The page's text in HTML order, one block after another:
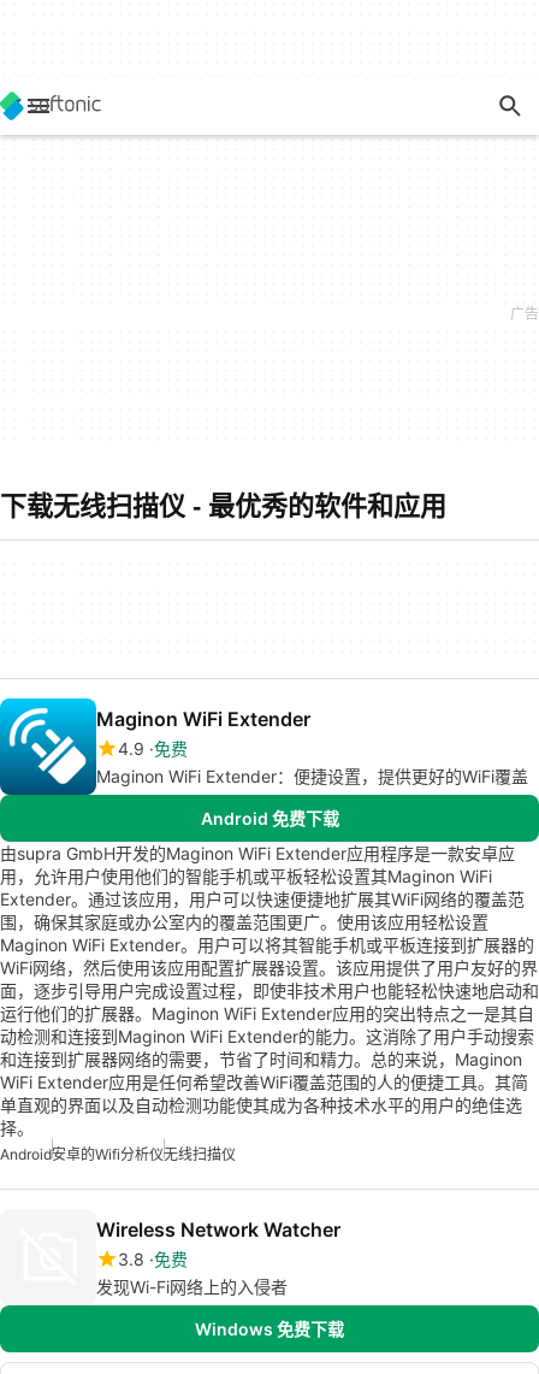
下载无线扫描仪 - 最优秀的软件和应用
Maginon WiFi Extender
4.9 免费
Maginon WiFi Extender：便捷设置，提供更好的WiFi覆盖
Android 免费下载
由supra GmbH开发的Maginon WiFi Extender应用程序是一款安卓应
用，允许用户使用他们的智能手机或平板轻松设置其Maginon WiFi
Extender。通过该应用，用户可以快速便捷地扩展其WiFi网络的覆盖范
围，确保其家庭或办公室内的覆盖范围更广。使用该应用轻松设置
Maginon WiFi Extender。用户可以将其智能手机或平板连接到扩展器的
WiFi网络，然后使用该应用配置扩展器设置。该应用提供了用户友好的界
面，逐步引导用户完成设置过程，即使非技术用户也能轻松快速地启动和
运行他们的扩展器。Maginon WiFi Extender应用的突出特点之一是其自
动检测和连接到Maginon WiFi Extender的能力。这消除了用户手动搜索
和连接到扩展器网络的需要，节省了时间和精力。总的来说，Maginon
WiFi Extender应用是任何希望改善WiFi覆盖范围的人的便捷工具。其简
单直观的界面以及自动检测功能使其成为各种技术水平的用户的绝佳选
择。
Android安卓的wifi分析仪无线扫描仪
Wireless Network Watcher
3.8 免费
发现Wi-Fi网络上的入侵者
Windows 免费下载